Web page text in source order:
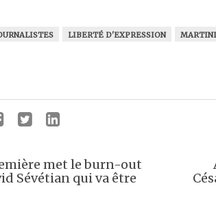
LIBERTÉ D'EXPRESSION
met le burn-out
Sévétian qui va être